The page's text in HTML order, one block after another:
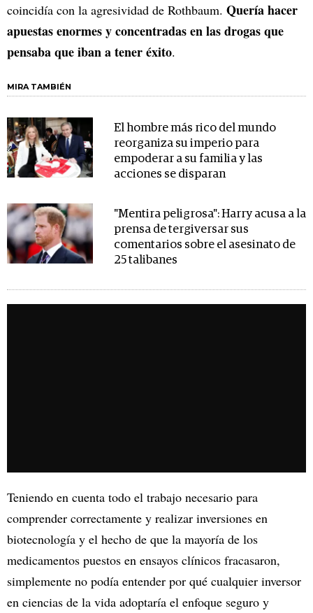
coincidía con la agresividad de Rothbaum. Quería hacer
apuestas enormes y concentradas en las drogas que
pensaba que iban a tener éxito.
MIRA TAMBIÉN
El hombre más rico del mundo
reorganiza su imperio para
empoderar a su familia y las
acciones se disparan
"Mentira peligrosa": Harry acusa a la
prensa de tergiversar sus
comentarios sobre el asesinato de
25 talibanes
Teniendo en cuenta todo el trabajo necesario para
comprender correctamente y realizar inversiones en
biotecnología y el hecho de que la mayoría de los
medicamentos puestos en ensayos clínicos fracasaron,
simplemente no podía entender por qué cualquier inversor
en ciencias de la vida adoptaría el enfoque seguro y